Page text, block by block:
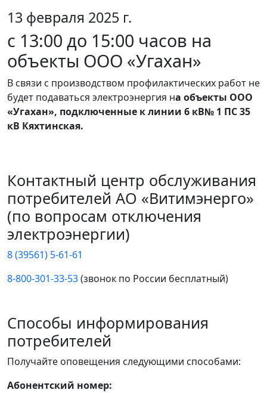
13 февраля 2025 г.
с 13:00 до 15:00 часов на
объекты ООО «Угахан»
В связи с производством профилактических работ не
будет подаваться электроэнергия на объекты ООО
«Угахан», подключенные к линии 6 кВ№ 1 ПС 35
кВ Кяхтинская.
Контактный центр обслуживания
потребителей АО «Витимэнерго»
(по вопросам отключения
электроэнергии)
8 (39561) 5-61-61
8-800-301-33-53(звонок по России бесплатный)
Способы информирования
потребителей
Получайте оповещения следующими способами:
Абонентский номер: